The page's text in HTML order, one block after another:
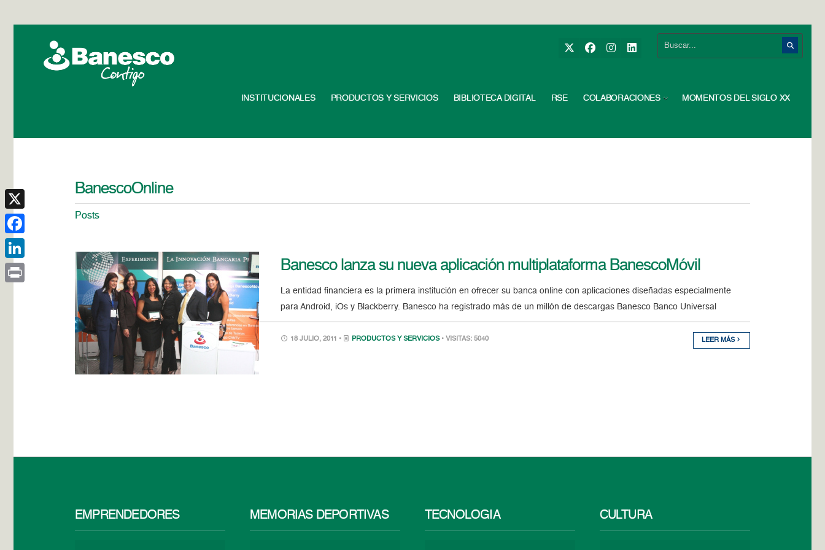
INSTITUCIONALES PRODUCTOS Y SERVICIOS BIBLIOTECA DIGITAL RSE COLABORACIONES MOMENTOS DEL SIGLO XX
BanescoOnline
Posts
Banesco lanza su nueva aplicación multiplataforma BanescoMóvil
La entidad financiera es la primera institución en ofrecer su banca online con aplicaciones diseñadas especialmente
para Android, iOs y Blackberry. Banesco ha registrado más de un millón de descargas Banesco Banco Universal
18 JULIO, 2011 • PRODUCTOS Y SERVICIOS • VISITAS: 5040 LEER MÁS
EMPRENDEDORES MEMORIAS DEPORTIVAS TECNOLOGÍA CULTURA
X
Facebook
LinkedIn